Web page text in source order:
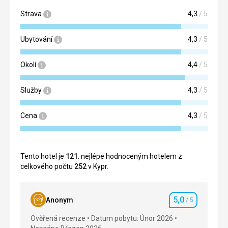
Strava 4,3 / 5
Ubytování 4,3 / 5
Okolí 4,4 / 5
Služby 4,3 / 5
Cena 4,3 / 5
Tento hotel je 121 . nejlépe hodnoceným hotelem z
celkového počtu 252v Kypr.
Anonym Hodnocení
5,0 / 5
Ověřená recenze
Datum pobytu: Únor 2026